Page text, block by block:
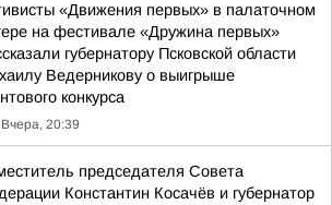
«Движения первых» в палаточном
на фестивале «Дружина первых»
губернатору Псковской области
Ведерникову о выигрыше
конкурса
Вчера, 20:39
председателя Совета
Константин Косачёв и губернатор